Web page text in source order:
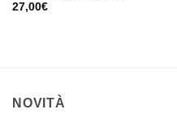
27,00€
NOVITÀ